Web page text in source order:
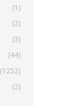
(1)
(2)
(3)
(44)
(1252)
(2)